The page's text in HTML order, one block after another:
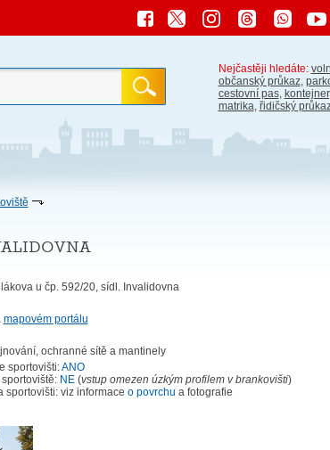
Nejčastěji hledáte:
občanský průkaz,
cestovní pas,
matrika, řidičský
u čp. 592/20, sídl. Invalidovna
mapovém portálu
ochranné sítě a mantinely
sportovišti:ANO
NE(vstup omezen úzkým profilem v brankovišti)
sportovišti: viz informace o povrchu a fotografie